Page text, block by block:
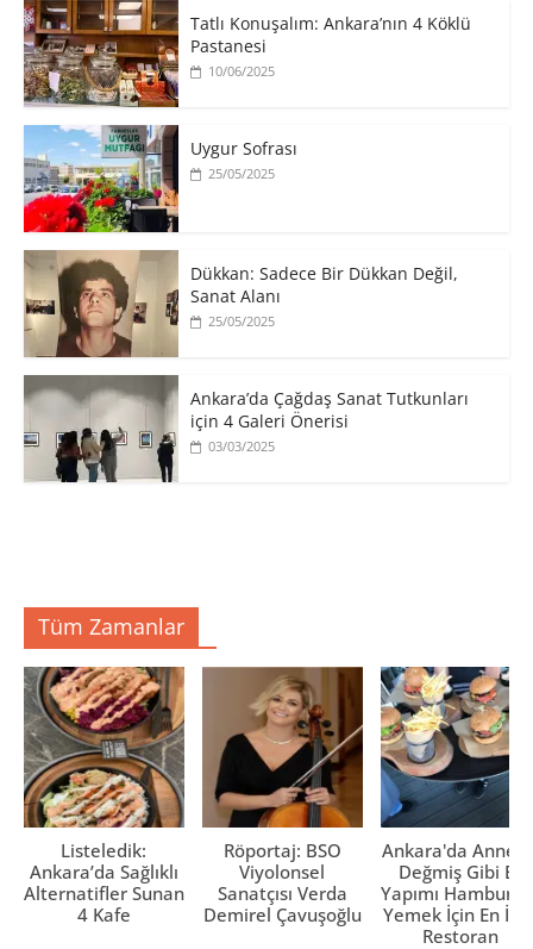
Tatlı Konuşalım: Ankara’nın 4 Köklü
Pastanesi
10/06/2025
Uygur Sofrası
25/05/2025
​Dükkan: Sadece Bir Dükkan Değil,
Sanat Alanı
25/05/2025
Ankara’da Çağdaş Sanat Tutkunları
için 4 Galeri Önerisi
03/03/2025
Tüm Zamanlar
Listeledik:
Ankara’da Sağlıklı
Alternatifler Sunan
4 Kafe
Röportaj: BSO
Viyolonsel
Sanatçısı Verda
Demirel Çavuşoğlu
Ankara'da Anne
Değmiş Gibi Ev
Yapımı
Yemek İçin En İyi
Restoran